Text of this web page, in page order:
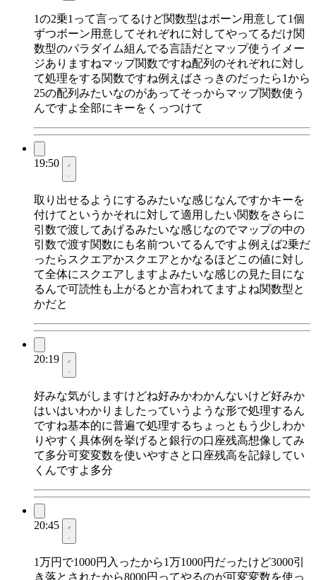
1の2乗1って言ってるけど関数型はボーン用意して1個
ずつボーン用意してそれぞれに対してやってるだけ関
数型のパラダイム組んでる言語だとマップ使うイメー
ジありますねマップ関数ですね配列のそれぞれに対し
て処理をする関数ですね例えばさっきのだったら1から
25の配列みたいなのがあってそっからマップ関数使う
んですよ全部にキーをくっつけて
19:50
取り出せるようにするみたいな感じなんですかキーを
付けてというかそれに対して適用したい関数をさらに
引数で渡してあげるみたいな感じなのでマップの中の
引数で渡す関数にも名前ついてるんですよ例えば2乗だ
ったらスクエアかスクエアとかなるほどこの値に対し
て全体にスクエアしますよみたいな感じの見た目にな
るんで可読性も上がるとか言われてますよね関数型と
かだと
20:19
好みな気がしますけどね好みかわかんないけど好みか
はいはいわかりましたっていうような形で処理するん
ですね基本的に普遍で処理するちょっともう少しわか
りやすく具体例を挙げると銀行の口座残高想像してみ
て多分可変変数を使いやすさと口座残高を記録してい
くんですよ多分
20:45
1万円で1000円入ったから1万1000円だったけど3000引
き落とされたから8000円ってやるのが可変変数を使っ